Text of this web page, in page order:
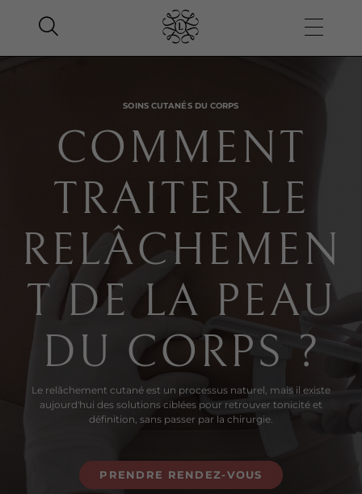
SOINS CUTANÉS DU CORPS
COMMENT
TRAITER LE
RELÂCHEMEN
T DE LA PEAU
DU CORPS ?
Le relâchement cutané est un processus naturel, mais il existe
aujourd'hui des solutions ciblées pour retrouver tonicité et
définition, sans passer par la chirurgie.
PRENDRE RENDEZ-VOUS